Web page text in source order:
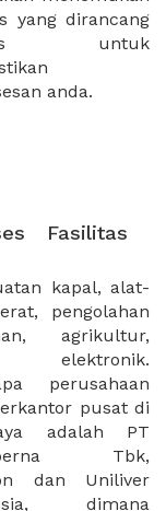
anda.
Fasilitas